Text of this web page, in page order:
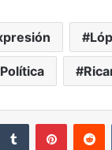
Política
Tumblr Pinterest